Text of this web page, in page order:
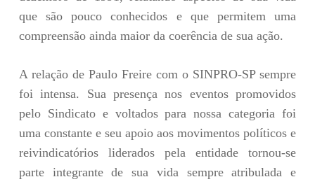
que são pouco conhecidos e que permitem uma
compreensão ainda maior da coerência de sua ação.
A relação de Paulo Freire com o SINPRO-SP sempre
foi intensa. Sua presença nos eventos promovidos
pelo Sindicato e voltados para nossa categoria foi
uma constante e seu apoio aos movimentos políticos e
reivindicatórios liderados pela entidade tornou-se
parte integrante de sua vida sempre atribulada e